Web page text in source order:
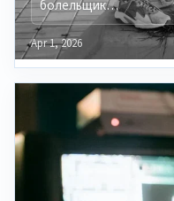
болельщик…
Apr 1, 2026